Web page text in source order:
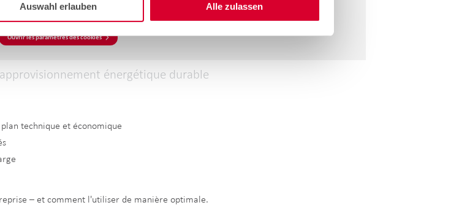
Auswahl erlauben Alle zulassen
passionnante vous attend ici !
cookies marketing pour jouer la vidéo.
Ouvrir les paramètres des cookies
approvisionnement énergétique durable
technique et économique
– et comment l'utiliser de manière optimale.